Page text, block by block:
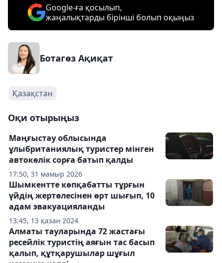
Google-ға қосылып,
жаңалықтарды бірінші болып оқыңыз
Ботагөз Ақиқат
Қазақстан
Оқи отырыңыз
17:50, 31 мамыр 2026
Маңғыстау облысында
ұлыбританиялық туристер мінген
автокөлік сорға батып қалды
13:45, 13 қазан 2024
Шымкентте көпқабатты тұрғын
үйдің жертөлесінен өрт шығып, 10
адам эвакуацияланды
Алматы тауларында 72 жастағы
ресейлік туристің аяғын тас басып
қалып, құтқарушылар шұғыл